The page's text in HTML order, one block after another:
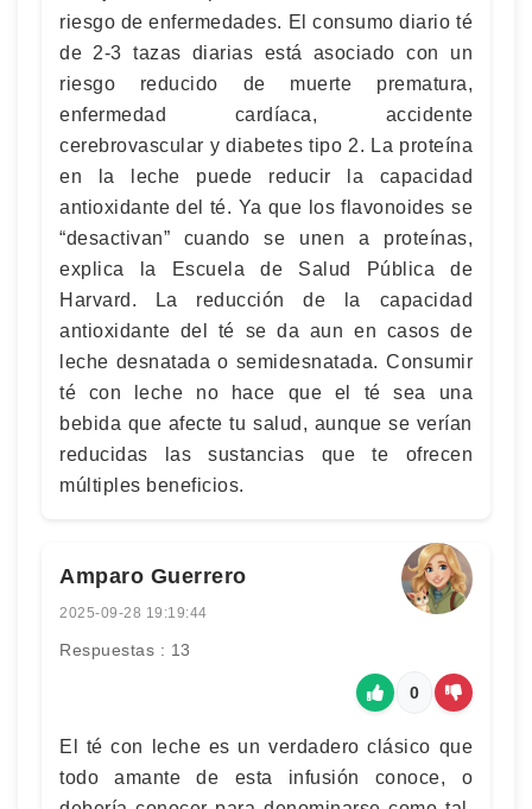
riesgo de enfermedades. El consumo diario té
de 2-3 tazas diarias está asociado con un
riesgo reducido de muerte prematura,
enfermedad cardíaca, accidente
cerebrovascular y diabetes tipo 2. La proteína
en la leche puede reducir la capacidad
antioxidante del té. Ya que los flavonoides se
“desactivan” cuando se unen a proteínas,
explica la Escuela de Salud Pública de
Harvard. La reducción de la capacidad
antioxidante del té se da aun en casos de
leche desnatada o semidesnatada. Consumir
té con leche no hace que el té sea una
bebida que afecte tu salud, aunque se verían
reducidas las sustancias que te ofrecen
múltiples beneficios.
Amparo Guerrero
2025-09-28 19:19:44
Respuestas : 13
0
El té con leche es un verdadero clásico que
todo amante de esta infusión conoce, o